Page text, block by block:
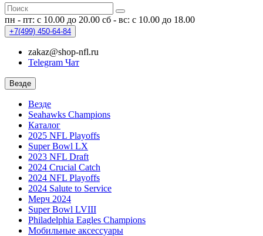
пн - пт: с 10.00 до 20.00 сб - вс: с 10.00 до 18.00
+7(499) 450-64-84
zakaz@shop-nfl.ru
Telegram Чат
Везде
Везде
Seahawks Champions
Каталог
2025 NFL Playoffs
Super Bowl LX
2023 NFL Draft
2024 Crucial Catch
2024 NFL Playoffs
2024 Salute to Service
Мерч 2024
Super Bowl LVIII
Philadelphia Eagles Champions
Мобильные аксессуары